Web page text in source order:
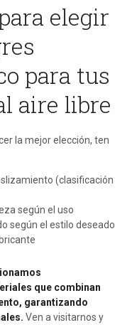
elegir
para tus
aire libre
la mejor elección, ten
(clasificación
según el uso
según el estilo deseado
que combinan
garantizando
Ven a visitarnos y